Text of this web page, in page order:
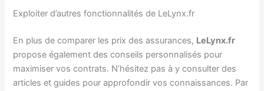
Exploiter d’autres fonctionnalités de LeLynx.fr
En plus de comparer les prix des assurances, LeLynx.fr
propose également des conseils personnalisés pour
maximiser vos contrats. N’hésitez pas à y consulter des
articles et guides pour approfondir vos connaissances. Par